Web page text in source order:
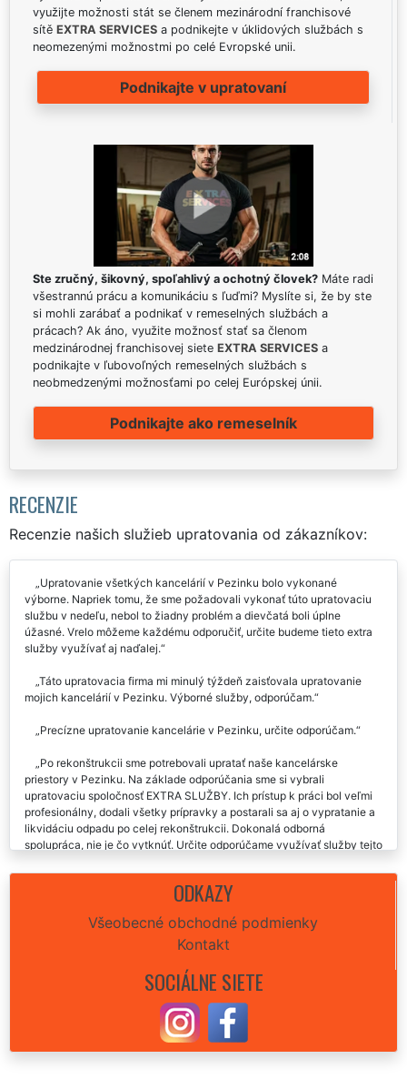
využijte možnosti stát se členem mezinárodní franchisové
sítě EXTRA SERVICES a podnikejte v úklidových službách s
neomezenými možnostmi po celé Evropské unii.
Podnikajte v upratovaní
Ste zručný, šikovný, spoľahlivý a ochotný človek? Máte radi
všestrannú prácu a komunikáciu s ľuďmi? Myslíte si, že by ste
si mohli zarábať a podnikať v remeselných službách a
prácach? Ak áno, využite možnosť stať sa členom
medzinárodnej franchisovej siete EXTRA SERVICES a
podnikajte v ľubovoľných remeselných službách s
neobmedzenými možnosťami po celej Európskej únii.
Podnikajte ako remeselník
RECENZIE
Recenzie našich služieb upratovania od zákazníkov:
Upratovanie všetkých kancelárií v Pezinku bolo vykonané
výborne. Napriek tomu, že sme požadovali vykonať túto upratovaciu
službu v nedeľu, nebol to žiadny problém a dievčatá boli úplne
úžasné. Vrelo môžeme každému odporučiť, určite budeme tieto extra
služby využívať aj naďalej.
Táto upratovacia firma mi minulý týždeň zaisťovala upratovanie
mojich kancelárií v Pezinku. Výborné služby, odporúčam.
Precízne upratovanie kancelárie v Pezinku, určite odporúčam.
Po rekonštrukcii sme potrebovali upratať naše kancelárske
priestory v Pezinku. Na základe odporúčania sme si vybrali
upratovaciu spoločnosť EXTRA SLUŽBY. Ich prístup k práci bol veľmi
profesionálny, dodali všetky prípravky a postarali sa aj o vypratanie a
likvidáciu odpadu po celej rekonštrukcii. Dokonalá odborná
spolupráca, nie je čo vytknúť. Určite odporúčame využívať služby tejto
Výborná práca. Upratovanie kancelárie bolo vykonané na jednotku,
Spoločnosť EXTRA UPRATOVANIE nám pravidelne zaisťuje
potrebné oceniť ich plne profesionálny prístup a precíznosť
upratovania, ktoré poskytuje. Využívame ich upratovacie služby už 2
roky a ani raz sa za tú dobu nestalo, že by upratovanie kancelárií
neprebehlo perfektne. Určite odporúčame využívať ich upratovacie
práce ktoré poskytujú nielen v Pezinku.
ODKAZY
Všeobecné obchodné podmienky
Kontakt
SOCIÁLNE SIETE